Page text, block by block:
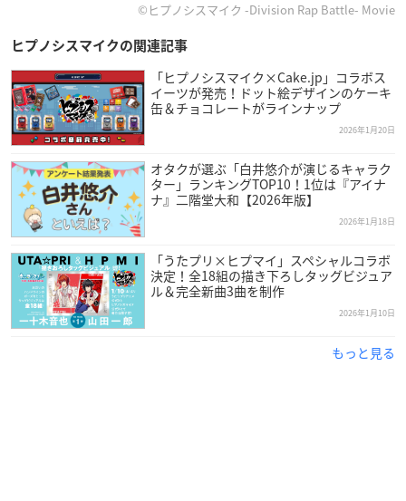
©ヒプノシスマイク -Division Rap Battle- Movie
ヒプノシスマイクの関連記事
「ヒプノシスマイク×Cake.jp」コラボス
イーツが発売！ドット絵デザインのケーキ
缶＆チョコレートがラインナップ
2026年1月20日
オタクが選ぶ「白井悠介が演じるキャラク
ター」ランキングTOP10！1位は『アイナ
ナ』二階堂大和【2026年版】
2026年1月18日
「うたプリ×ヒプマイ」スペシャルコラボ
決定！全18組の描き下ろしタッグビジュア
ル＆完全新曲3曲を制作
2026年1月10日
もっと見る